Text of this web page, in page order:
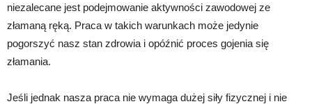
niezalecane jest podejmowanie aktywności zawodowej ze
złamaną ręką. Praca w takich warunkach może jedynie
pogorszyć nasz stan zdrowia i opóźnić proces gojenia się
złamania.
Jeśli jednak nasza praca nie wymaga dużej siły fizycznej i nie